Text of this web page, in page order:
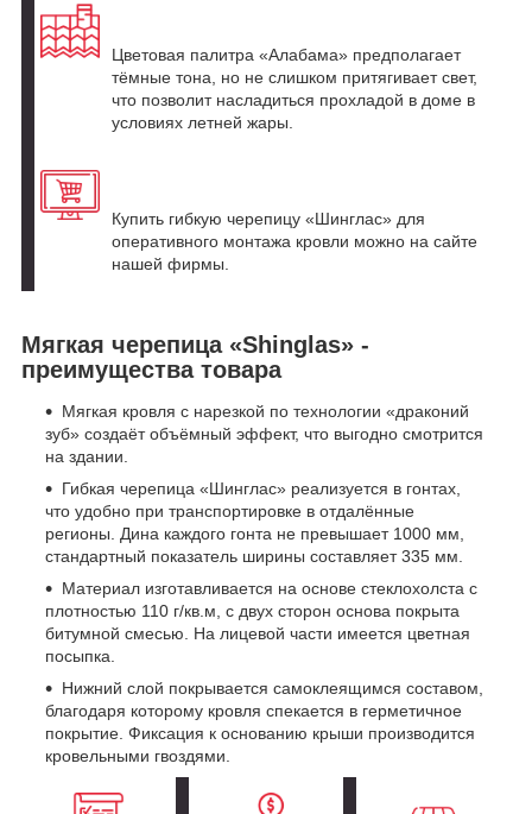
Цветовая палитра «Алабама» предполагает
тёмные тона, но не слишком притягивает свет,
что позволит насладиться прохладой в доме в
условиях летней жары.
Купить гибкую черепицу «Шинглас» для
оперативного монтажа кровли можно на сайте
нашей фирмы.
Мягкая черепица «Shinglas» -
преимущества товара
Мягкая кровля с нарезкой по технологии «драконий
зуб» создаёт объёмный эффект, что выгодно смотрится
на здании.
Гибкая черепица «Шинглас» реализуется в гонтах,
что удобно при транспортировке в отдалённые
регионы. Дина каждого гонта не превышает 1000 мм,
стандартный показатель ширины составляет 335 мм.
Материал изготавливается на основе стеклохолста с
плотностью 110 г/кв.м, с двух сторон основа покрыта
битумной смесью. На лицевой части имеется цветная
посыпка.
Нижний слой покрывается самоклеящимся составом,
благодаря которому кровля спекается в герметичное
покрытие. Фиксация к основанию крыши производится
кровельными гвоздями.